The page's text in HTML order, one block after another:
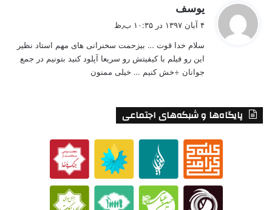
یوسف
:
۴ آبان ۱۳۹۷ در ۱۰:۳۵ ب٫ظ
سلام خدا قوت … بیزحمت سخنرانی های مهم استاد نظیر
این رو فیلم با کیفیتش رو سریعا آپلود کنید بتونیم در جمع
جوانان ÷خش کنیم … خیلی ممنون
پایگاه‌ها و شبکه‌های اجتماعی